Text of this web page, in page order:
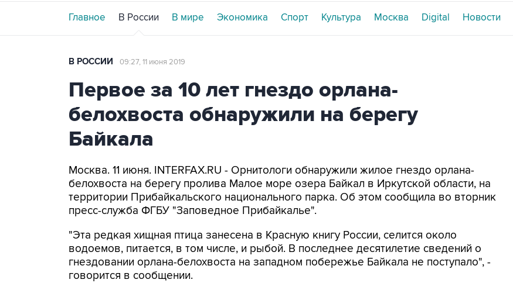
Главное В России В мире Экономика Спорт Культура Москва Digital Новости
В РОССИИ 09:27, 11 июня 2019
Первое за 10 лет гнездо орлана-
белохвоста обнаружили на берегу
Байкала
Москва. 11 июня. INTERFAX.RU - Орнитологи обнаружили жилое гнездо орлана-
белохвоста на берегу пролива Малое море озера Байкал в Иркутской области, на
территории Прибайкальского национального парка. Об этом сообщила во вторник
пресс-служба ФГБУ "Заповедное Прибайкалье".
"Эта редкая хищная птица занесена в Красную книгу России, селится около
водоемов, питается, в том числе, и рыбой. В последнее десятилетие сведений о
гнездовании орлана-белохвоста на западном побережье Байкала не поступало", -
говорится в сообщении.